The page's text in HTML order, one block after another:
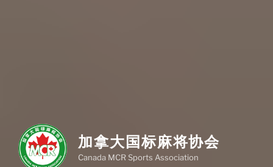
加拿大国标麻将协会
Canada MCR Sports Association